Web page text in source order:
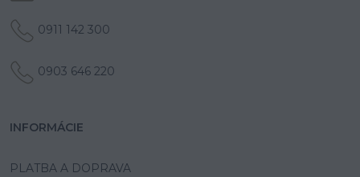
0911 142 300
0903 646 220
INFORMÁCIE
PLATBA A DOPRAVA